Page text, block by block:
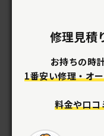
全
料
け
修理見積
お持ちの時
1番安い修理・オ
料金や口コ